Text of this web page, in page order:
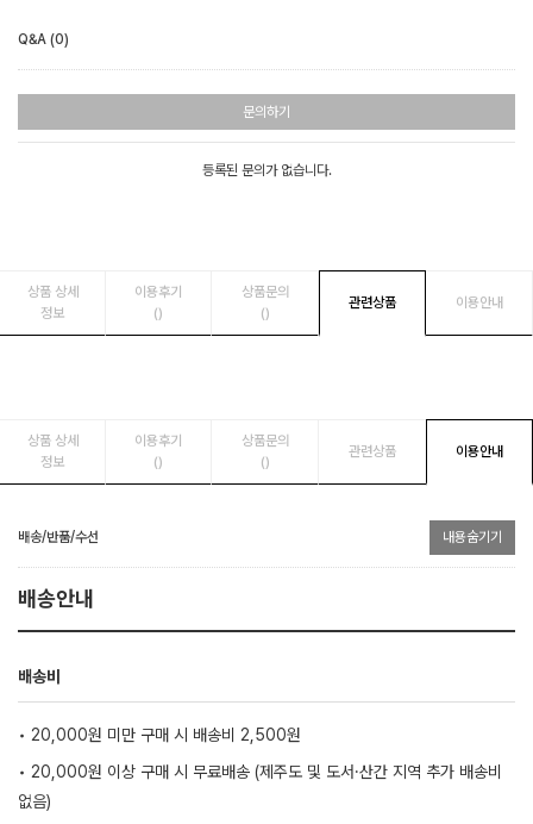
Q&A (0)
문의하기
등록된 문의가 없습니다.
상품 상세
정보
이용후기
()
상품문의
()
관련상품 이용안내
상품 상세
정보
이용후기
()
상품문의
()
관련상품 이용안내
배송/반품/수선 내용숨기기
배송안내
배송비
• 20,000원 미만 구매 시 배송비 2,500원
• 20,000원 이상 구매 시 무료배송 (제주도 및 도서·산간 지역 추가 배송비
없음)